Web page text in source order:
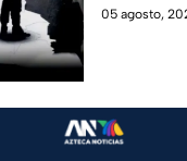
05 agosto,